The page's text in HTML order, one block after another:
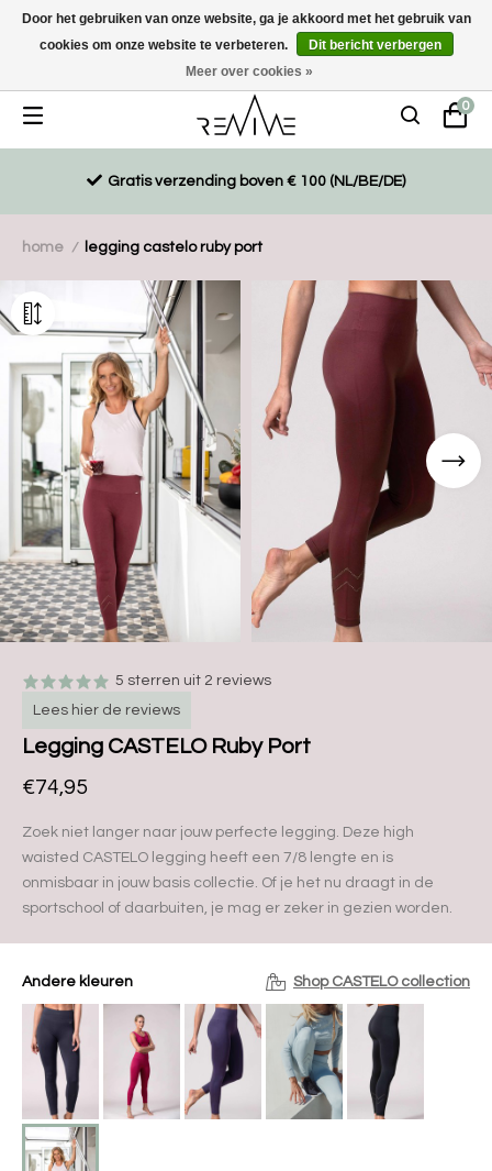
Duurzaam, eco-vriendelijk en ethisch gemaakte producten
0
Gratis verzending boven € 100 (NL/BE/DE)
home / legging castelo ruby port
5 sterren uit 2 reviews
Lees hier de reviews
Legging CASTELO Ruby Port
€74,95
Zoek niet langer naar jouw perfecte legging. Deze high
waisted CASTELO legging heeft een 7/8 lengte en is
onmisbaar in jouw basis collectie. Of je het nu draagt in de
sportschool of daarbuiten, je mag er zeker in gezien worden.
Andere kleuren Shop CASTELO collection
Door het gebruiken van onze website, ga je akkoord met het gebruik van
cookies om onze website te verbeteren.
Dit bericht verbergen
Meer over cookies »